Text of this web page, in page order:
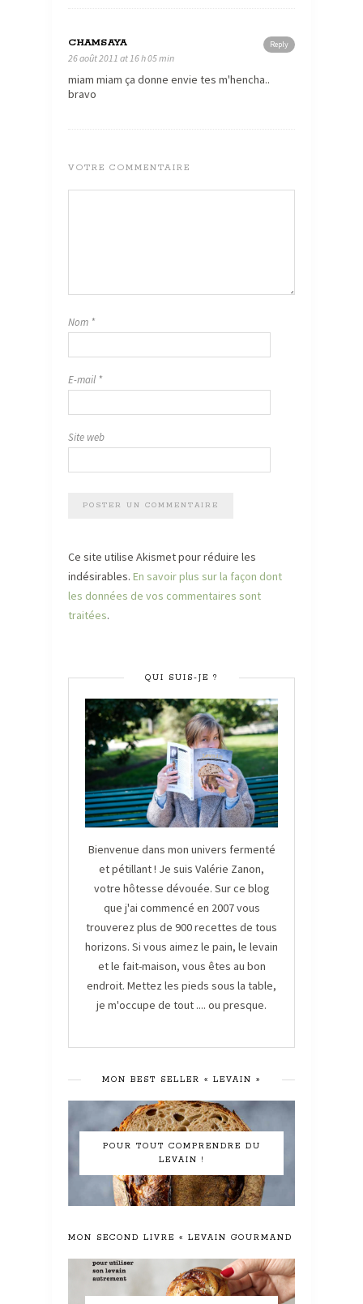
Reply
CHAMSAYA
26 août 2011 at 16 h 05 min
miam miam ça donne envie tes m'hencha..
bravo
VOTRE COMMENTAIRE
Nom *
E-mail *
Site web
Ce site utilise Akismet pour réduire les
indésirables. En savoir plus sur la façon dont
les données de vos commentaires sont
traitées.
QUI SUIS-JE ?
Bienvenue dans mon univers fermenté
et pétillant ! Je suis Valérie Zanon,
votre hôtesse dévouée. Sur ce blog
que j'ai commencé en 2007 vous
trouverez plus de 900 recettes de tous
horizons. Si vous aimez le pain, le levain
et le fait-maison, vous êtes au bon
endroit. Mettez les pieds sous la table,
je m'occupe de tout .... ou presque.
MON BEST SELLER « LEVAIN »
POUR TOUT COMPRENDRE DU
LEVAIN !
MON SECOND LIVRE « LEVAIN GOURMAND »